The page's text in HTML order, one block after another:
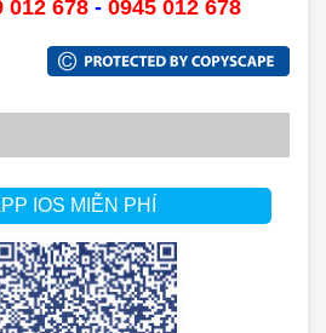
012 678 - 0945 012 678
IOS MIỄN PHÍ